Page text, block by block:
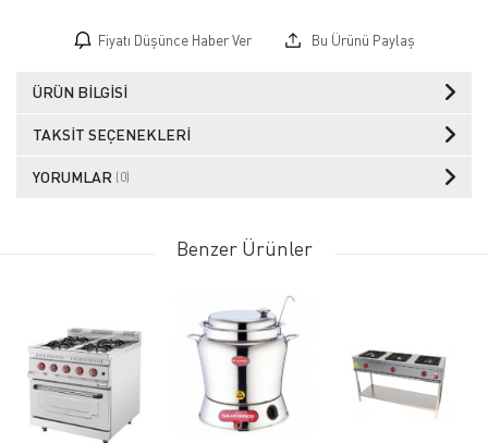
Fiyatı Düşünce Haber Ver Bu Ürünü Paylaş
ÜRÜN BILGISI
TAKSIT SEÇENEKLERI
YORUMLAR (0)
Benzer Ürünler